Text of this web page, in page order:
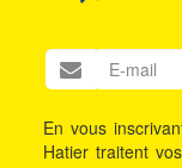
En vous
Hatier traitent